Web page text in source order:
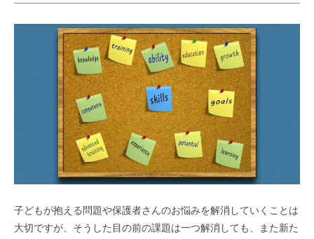
子どもが抱える問題や保護者さんのお悩みを解消していくことは
大切ですが、そうした目の前の課題は一つ解消しても、また新た